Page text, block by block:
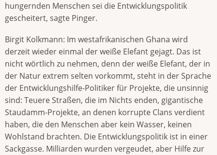
hungernden Menschen sei die Entwicklungspolitik
gescheitert, sagte Pinger.
Birgit Kolkmann: Im westafrikanischen Ghana wird
derzeit wieder einmal der weiße Elefant gejagt. Das ist
nicht wörtlich zu nehmen, denn der weiße Elefant, der in
der Natur extrem selten vorkommt, steht in der Sprache
der Entwicklungshilfe-Politiker für Projekte, die unsinnig
sind: Teuere Straßen, die im Nichts enden, gigantische
Staudamm-Projekte, an denen korrupte Clans verdient
haben, die den Menschen aber kein Wasser, keinen
Wohlstand brachten. Die Entwicklungspolitik ist in einer
Sackgasse. Milliarden wurden vergeudet, aber Hilfe zur